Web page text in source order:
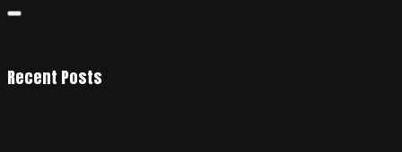
Recent Posts